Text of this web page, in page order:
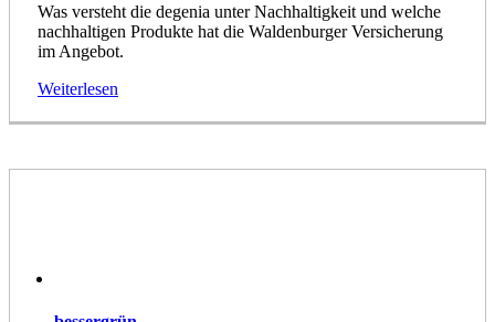
Was versteht die degenia unter Nachhaltigkeit und welche
nachhaltigen Produkte hat die Waldenburger Versicherung
im Angebot.
Weiterlesen